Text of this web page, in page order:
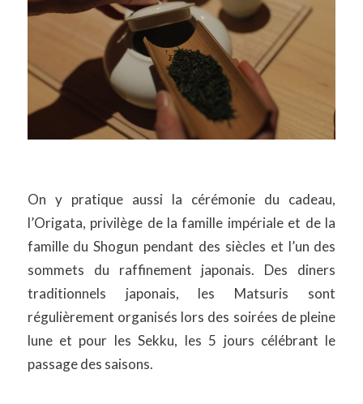
On y pratique aussi la cérémonie du cadeau,
l’Origata, privilège de la famille impériale et de la
famille du Shogun pendant des siècles et l’un des
sommets du raffinement japonais. Des diners
traditionnels japonais, les Matsuris sont
régulièrement organisés lors des soirées de pleine
lune et pour les Sekku, les 5 jours célébrant le
passage des saisons.